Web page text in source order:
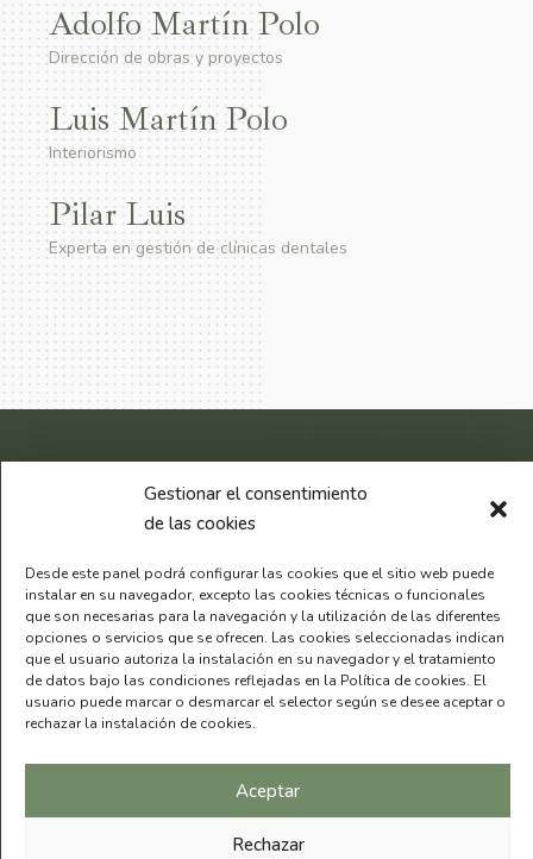
Gestionar el consentimiento
de las cookies
Desde este panel podrá configurar las cookies que el sitio web puede
instalar en su navegador, excepto las cookies técnicas o funcionales
que son necesarias para la navegación y la utilización de las diferentes
opciones o servicios que se ofrecen. Las cookies seleccionadas indican
que el usuario autoriza la instalación en su navegador y el tratamiento
de datos bajo las condiciones reflejadas en la Política de cookies. El
usuario puede marcar o desmarcar el selector según se desee aceptar o
rechazar la instalación de cookies.
Aceptar
Rechazar
Adolfo Martín Polo
Dirección de obras y proyectos
Luis Martín Polo
Interiorismo
Pilar Luis
Experta en gestión de clínicas dentales
Personal técnico
13 oficiales de primera
Cartón y yeso
6 oficiales de primera
Fontanería
7 oficiales de primera